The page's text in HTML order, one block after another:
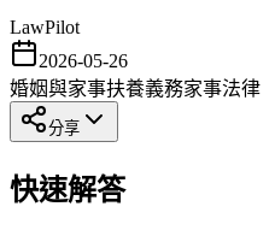
LawPilot
2026-05-26
婚姻與家事扶養義務家事法律
分享
快速解答